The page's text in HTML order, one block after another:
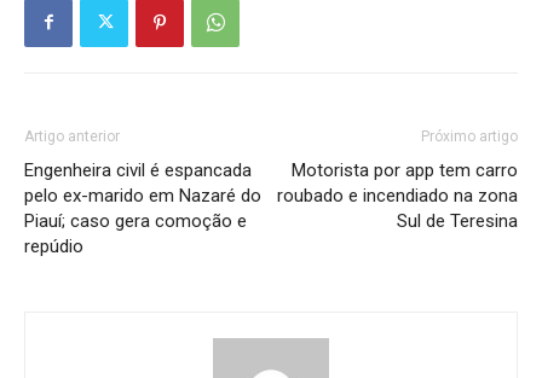
Artigo anterior
Engenheira civil é espancada
pelo ex-marido em Nazaré do
Piauí; caso gera comoção e
repúdio
Próximo artigo
Motorista por app tem carro
roubado e incendiado na zona
Sul de Teresina